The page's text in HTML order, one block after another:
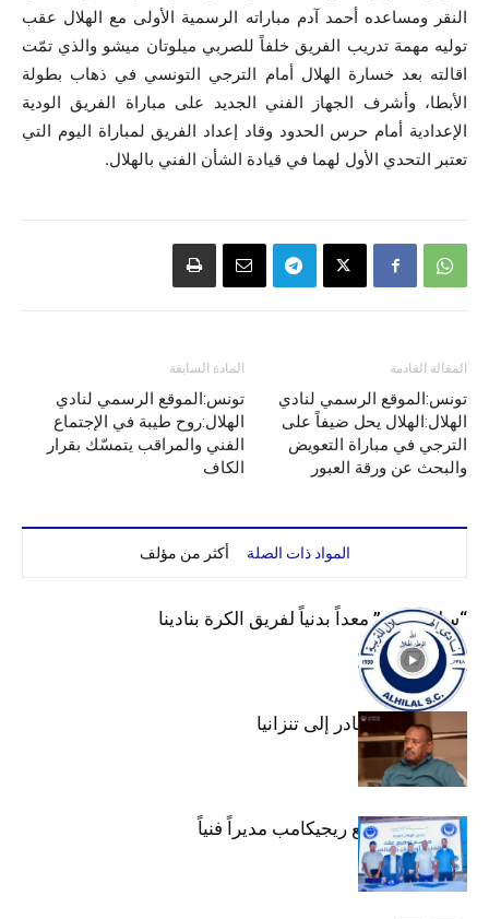
النقر ومساعده أحمد آدم مباراته الرسمية الأولى مع الهلال عقب
توليه مهمة تدريب الفريق خلفاً للصربي ميلوتان ميشو والذي تمّت
اقالته بعد خسارة الهلال أمام الترجي التونسي في ذهاب بطولة
الأبطا، وأشرف الجهاز الفني الجديد على مباراة الفريق الودية
الإعدادية أمام حرس الحدود وقاد إعداد الفريق لمباراة اليوم التي
تعتبر التحدي الأول لهما في قيادة الشأن الفني بالهلال.
المادة السابقة
تونس:الموقع الرسمي لنادي
الهلال:روح طيبة في الإجتماع
الفني والمراقب يتمسّك بقرار
الكاف
المقالة القادمة
تونس:الموقع الرسمي لنادي
الهلال:الهلال يحل ضيفاً على
الترجي في مباراة التعويض
والبحث عن ورقة العبور
المواد ذات الصلة أكثر من مؤلف
“سليم لبرق” معداً بدنياً لفريق الكرة بنادينا
عبد المهيمن يغادر إلى تنزانيا
الهلال يتعاقد مع ريجيكامب مديراً فنياً